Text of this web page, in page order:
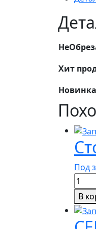
9,5х14
(до
2007г.)
1014151
Хит
Новинка
Под
В